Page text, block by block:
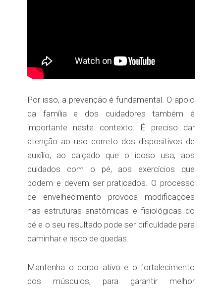
Por isso, a prevenção é fundamental. O apoio
da família e dos cuidadores também é
importante neste contexto. É preciso dar
atenção ao uso correto dos dispositivos de
auxílio, ao calçado que o idoso usa, aos
cuidados com o pé, aos exercícios que
podem e devem ser praticados. O processo
de envelhecimento provoca modificações
nas estruturas anatômicas e fisiológicas do
pé e o seu resultado pode ser dificuldade para
caminhar e risco de quedas.
Mantenha o corpo ativo e o fortalecimento
dos músculos, para garantir melhor